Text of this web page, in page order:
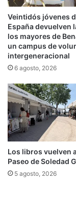
Veintidós jóvenes
España devuelven
los mayores de
un campus de
intergeneracional
6 agosto, 2026
Los libros vuelven
Paseo de Soledad
5 agosto, 2026